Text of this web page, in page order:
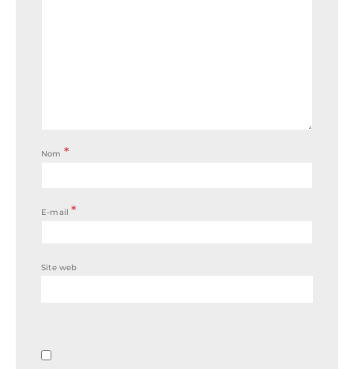
Nom *
E-mail*
Site web